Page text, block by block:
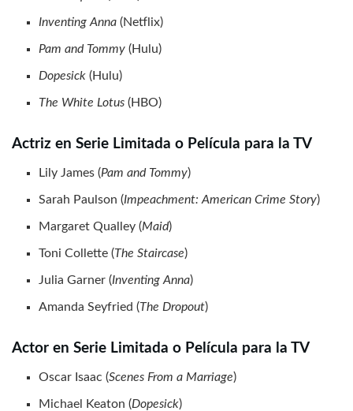
Inventing Anna (Netflix)
Pam and Tommy (Hulu)
Dopesick(Hulu)
The White Lotus (HBO)
Actriz en Serie Limitada o Película para la TV
Lily James (Pam and Tommy)
Sarah Paulson (Impeachment: American Crime Story)
Margaret Qualley (Maid)
Toni Collette (The Staircase)
Julia Garner (Inventing Anna)
Amanda Seyfried (The Dropout)
Actor en Serie Limitada o Película para la TV
Oscar Isaac (Scenes From a Marriage)
Michael Keaton (Dopesick)